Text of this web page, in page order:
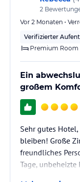
2
Vor 2 Monaten •
Verifizierter
Premium Room
Ein
großem
Sehr gutes
bleiben! Große
freundliches
Tage,